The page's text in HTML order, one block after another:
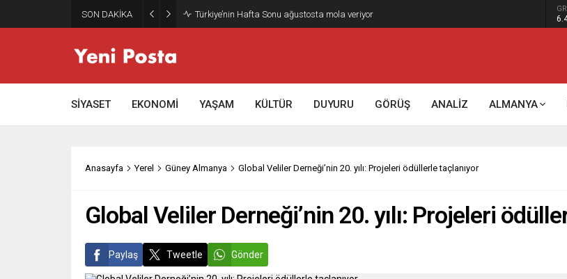
SON DAKİKA Gazze’nin geleceği: Teknokratik kontrol mü, kolonializm mi?
SİYASET EKONOMİ YAŞAM KÜLTÜR DUYURU GÖRÜŞ ANALİZ ALMANYA
Anasayfa Yerel Güney Almanya Global Veliler Derneği’nin 20. yılı: Projeleri ödüllerle taçlanıyor
Global Veliler Derneği’nin 20. yılı: Projeleri
Paylaş Tweetle Gönder